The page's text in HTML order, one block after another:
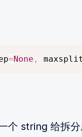
=None , maxsplit
个 string 给拆